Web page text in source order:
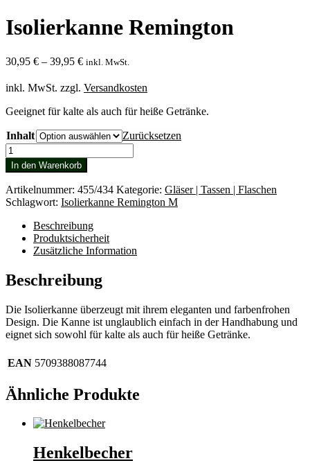
Isolierkanne Remington
30,95 € – 39,95 € inkl. MwSt.
inkl. MwSt. zzgl. Versandkosten
Geeignet für kalte als auch für heiße Getränke.
Inhalt
Zurücksetzen
Isolierkanne
Remington
Menge
In den Warenkorb
Artikelnummer: 455/434 Kategorie: Gläser | Tassen | Flaschen
Schlagwort: Isolierkanne Remington M
Beschreibung
Produktsicherheit
Zusätzliche Information
Beschreibung
Die Isolierkanne überzeugt mit ihrem eleganten und farbenfrohen
Design. Die Kanne ist unglaublich einfach in der Handhabung und
eignet sich sowohl für kalte als auch für heiße Getränke.
EAN 5709388087744
Ähnliche Produkte
Henkelbecher